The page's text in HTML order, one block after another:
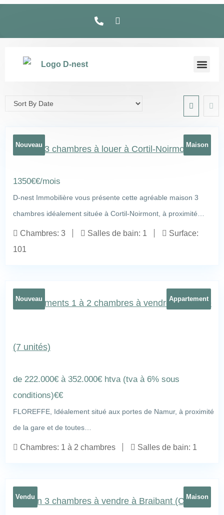
Nouveau Maison
Maison 3 chambres à louer à Cortil-Noirmont
1350€€/mois
D-nest Immobilière vous présente cette agréable maison 3
chambres idéalement située à Cortil-Noirmont, à proximité…
Chambres: 3 Salles de bain: 1
Surface:
101
Nouveau Appartement
rue Célestin Hastir, Floreffe
Appartements 1 à 2 chambres à vendre à Floreffe
(7 unités)
de 222.000€ à 352.000€ htva (tva à 6% sous
conditions)€€
FLOREFFE, Idéalement situé aux portes de Namur, à proximité
de la gare et de toutes…
Chambres: 1 à 2 chambres Salles de bain: 1
Vendu Maison
Maison 3 chambres à vendre à Braibant (Ciney)